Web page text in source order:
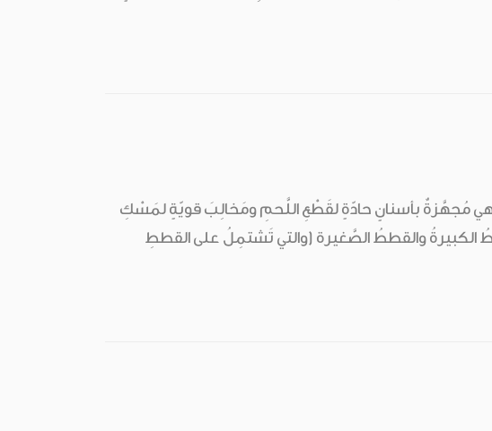
مُجهَّزةٌ بأسنانٍ حادّةٍ لقَطْعِ اللَّحمِ ومَخالِبَ قويّةٍ لمَسْكِ
والقططُ الصَّغيرة (والتي تَشتمِلُ على القططِ